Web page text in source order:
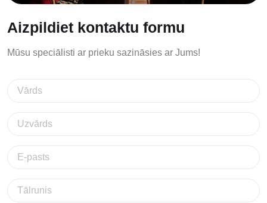
Aizpildiet kontaktu formu
Mūsu speciālisti ar prieku sazināsies ar Jums!